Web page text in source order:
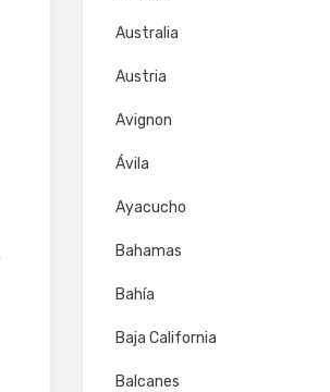
Australia
Austria
Avignon
Ávila
Ayacucho
Bahamas
Bahía
Baja California
Balcanes